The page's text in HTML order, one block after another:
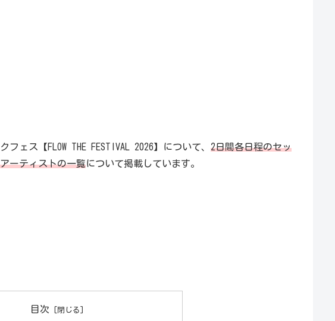
ェス【FLOW THE FESTIVAL 2026】について、 2日間各日程のセッ
ーティストの一覧について掲載しています。
目次